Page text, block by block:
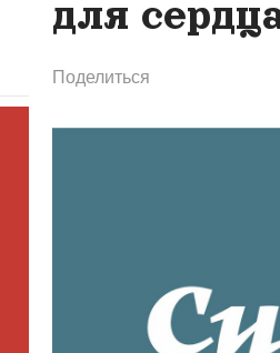
для
Поделиться